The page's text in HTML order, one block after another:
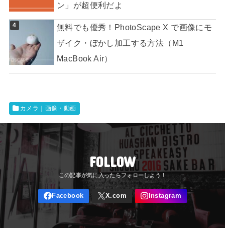
ン」が超便利だよ
無料でも優秀！PhotoScape X で画像にモ
ザイク・ぼかし加工する方法（M1
MacBook Air）
カメラ｜画像・動画
FOLLOW